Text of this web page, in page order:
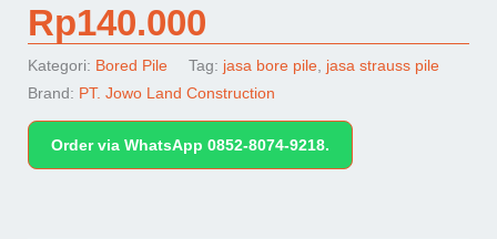
Rp140.000
Kategori: Bored Pile Tag: jasa bore pile, jasa strauss pile
Brand: PT. Jowo Land Construction
Order via WhatsApp 0852-8074-9218.